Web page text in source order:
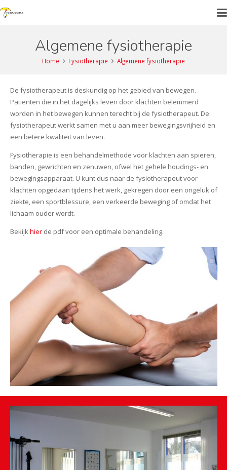
Algemene fysiotherapie
Home Fysiotherapie Algemene fysiotherapie
De fysiotherapeut is deskundig op het gebied van bewegen.
Patiënten die in het dagelijks leven door klachten belemmerd
worden in het bewegen kunnen terecht bij de fysiotherapeut. De
fysiotherapeut werkt samen met u aan meer bewegingsvrijheid en
een betere kwaliteit van leven.
Fysiotherapie is een behandelmethode voor klachten aan spieren,
banden, gewrichten en zenuwen, ofwel het gehele houdings- en
bewegingsapparaat. U kunt dus naar de fysiotherapeut voor
klachten opgedaan tijdens het werk, gekregen door een ongeluk of
ziekte, een sportblessure, een verkeerde beweging of omdat het
lichaam ouder wordt.
Bekijk hierde pdf voor een optimale behandeling.